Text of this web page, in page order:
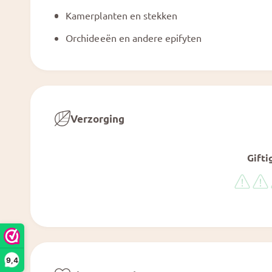
9,4
Kamerplanten en stekken
Orchideeën en andere epifyten
Verzorging